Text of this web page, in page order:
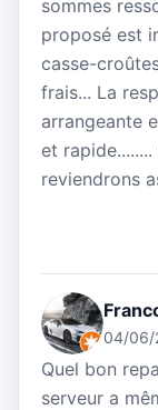
sommes
proposé est
casse-
frais... La
arrangeante
et
reviendrons
04/06/
Quel bon
serveur a